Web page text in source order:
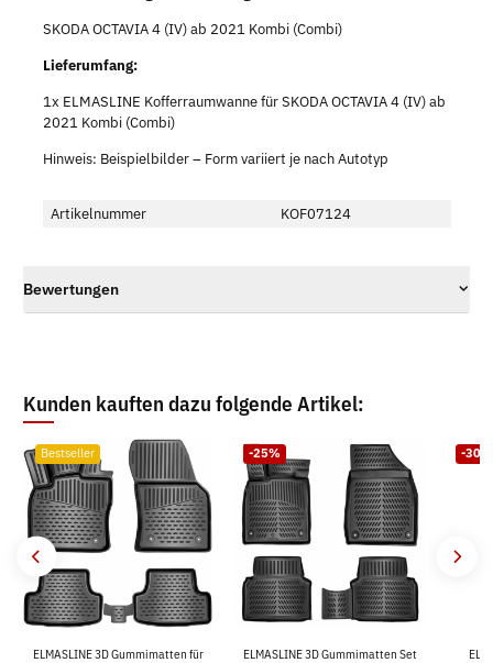
SKODA OCTAVIA 4 (IV) ab 2021 Kombi (Combi)
Lieferumfang:
1x ELMASLINE Kofferraumwanne für SKODA OCTAVIA 4 (IV) ab
2021 Kombi (Combi)
Hinweis: Beispielbilder – Form variiert je nach Autotyp
Artikelnummer KOF07124
Bewertungen
Kunden kauften dazu folgende Artikel:
Bestseller
ELMASLINE 3D Gummimatten für
-25%
ELMASLINE 3D Gummimatten Set
-30%